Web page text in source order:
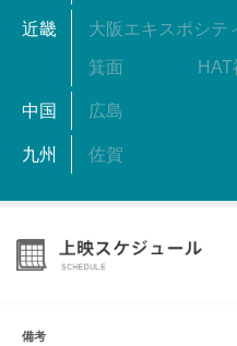
近畿 大阪エキスポシテ
箕面
中国 広島
九州 佐賀
備考